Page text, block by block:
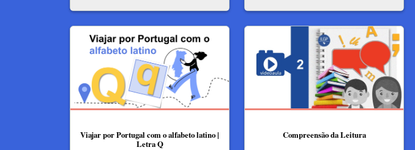
Viajar por Portugal com o alfabeto latino |
Letra Q
Compreensão da Leitura